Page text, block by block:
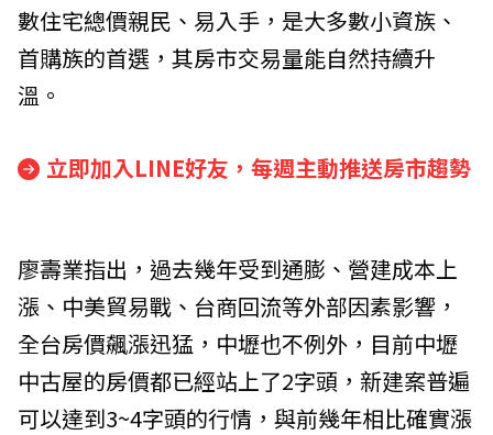
數住宅總價親民、易入手，是大多數小資族、
首購族的首選，其房市交易量能自然持續升
溫。
立即加入LINE好友，每週主動推送房市趨勢
廖壽業指出，過去幾年受到通膨、營建成本上
漲、中美貿易戰、台商回流等外部因素影響，
全台房價飆漲迅猛，中壢也不例外，目前中壢
中古屋的房價都已經站上了2字頭，新建案普遍
可以達到3~4字頭的行情，與前幾年相比確實漲